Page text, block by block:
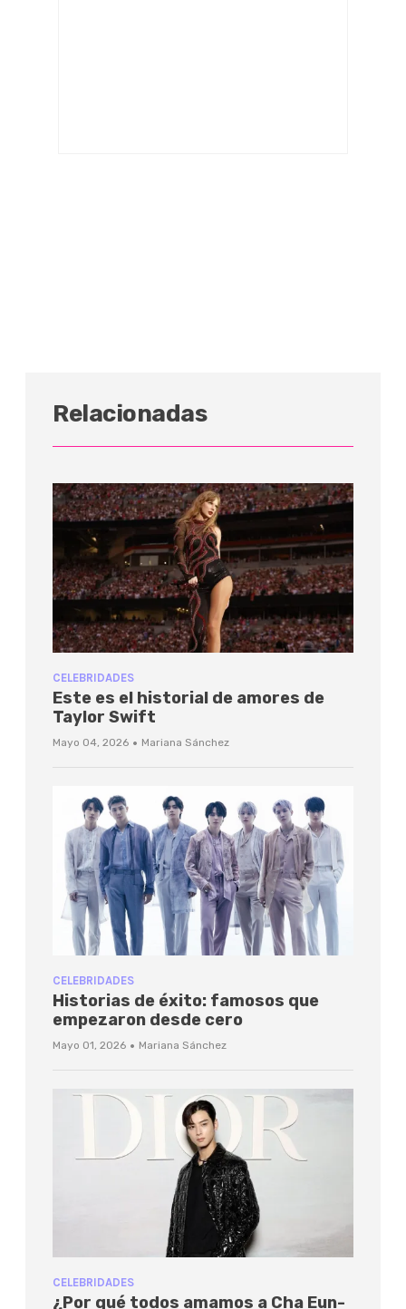
Relacionadas
CELEBRIDADES
Este es el historial de amores de
Taylor Swift
Mayo 04, 2026 · Mariana Sánchez
CELEBRIDADES
Historias de éxito: famosos que
empezaron desde cero
Mayo 01, 2026 · Mariana Sánchez
CELEBRIDADES
¿Por qué todos amamos a Cha Eun-